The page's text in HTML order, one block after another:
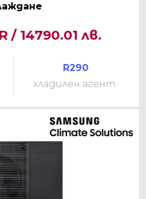
/ 14790.01 лв.
R290
хладилен агент